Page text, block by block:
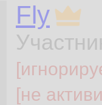
Fly
[не